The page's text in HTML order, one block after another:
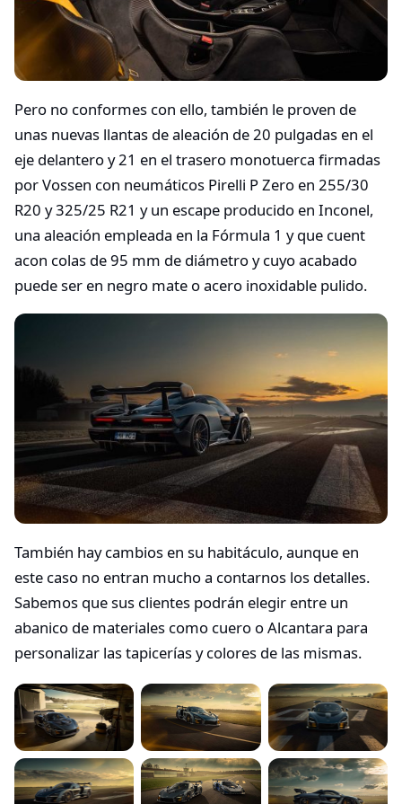
Pero no conformes con ello, también le proven de
unas nuevas llantas de aleación de 20 pulgadas en el
eje delantero y 21 en el trasero monotuerca firmadas
por Vossen con neumáticos Pirelli P Zero en 255/30
R20 y 325/25 R21 y un escape producido en Inconel,
una aleación empleada en la Fórmula 1 y que cuent
acon colas de 95 mm de diámetro y cuyo acabado
puede ser en negro mate o acero inoxidable pulido.
También hay cambios en su habitáculo, aunque en
este caso no entran mucho a contarnos los detalles.
Sabemos que sus clientes podrán elegir entre un
abanico de materiales como cuero o Alcantara para
personalizar las tapicerías y colores de las mismas.